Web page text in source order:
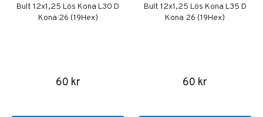
Bult 12x1,25 Lös Kona L30 D
Kona 26 (19Hex)
60 kr
Bult 12x1,25 Lös Kona L35 D
Kona 26 (19Hex)
60 kr